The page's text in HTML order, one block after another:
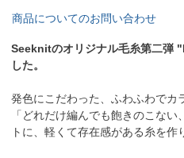
商品についてのお問い合わせ
Seeknitのオリジナル毛糸第二弾
した。
発色にこだわった、ふわふわでカ
「どれだけ編んでも飽きのこな
トに、軽くて存在感がある糸を作